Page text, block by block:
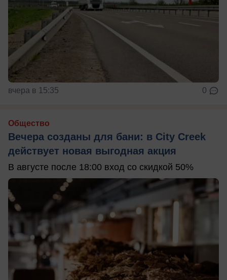
вчера в 15:35 0
Общество
Вечера созданы для бани: в City Creek
действует новая выгодная акция
В августе после 18:00 вход со скидкой 50%